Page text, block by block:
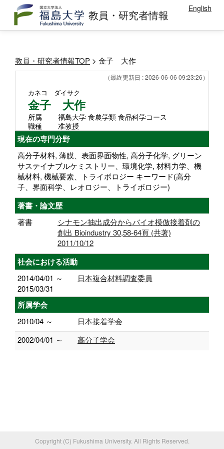
教員・研究者情報 English
教員・研究者情報TOP > 金子 大作
（最終更新日 : 2026-06-06 09:23:26）
カネコ ダイサク
金子 大作
所属
福島大学 食農学類 食品科学コース
職種
准教授
現在の専門分野
高分子材料, 薄膜、表面界面物性, 高分子化学, グリーン
サステイナブルケミストリー、環境化学, 材料力学、機
械材料, 機械要素、トライボロジー キーワード(高分
子、界面科学、レオロジー、トライボロジー)
著書・論文歴
著書
シナモン抽出成分からバイオ模倣接着剤の
創出 Bioindustry 30,58-64頁 (共著)
2011/10/12
社会における活動
2014/04/01 ～
2015/03/31
日本複合材料調査委員
所属学会
2010/04 ～
日本接着学会
2002/04/01 ～
高分子学会
Copyright (C) Fukushima University. All Rights Reserved.